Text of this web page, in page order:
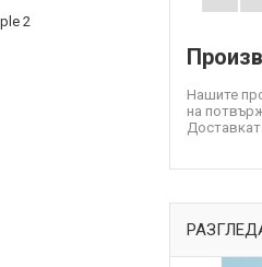
Нашите
на